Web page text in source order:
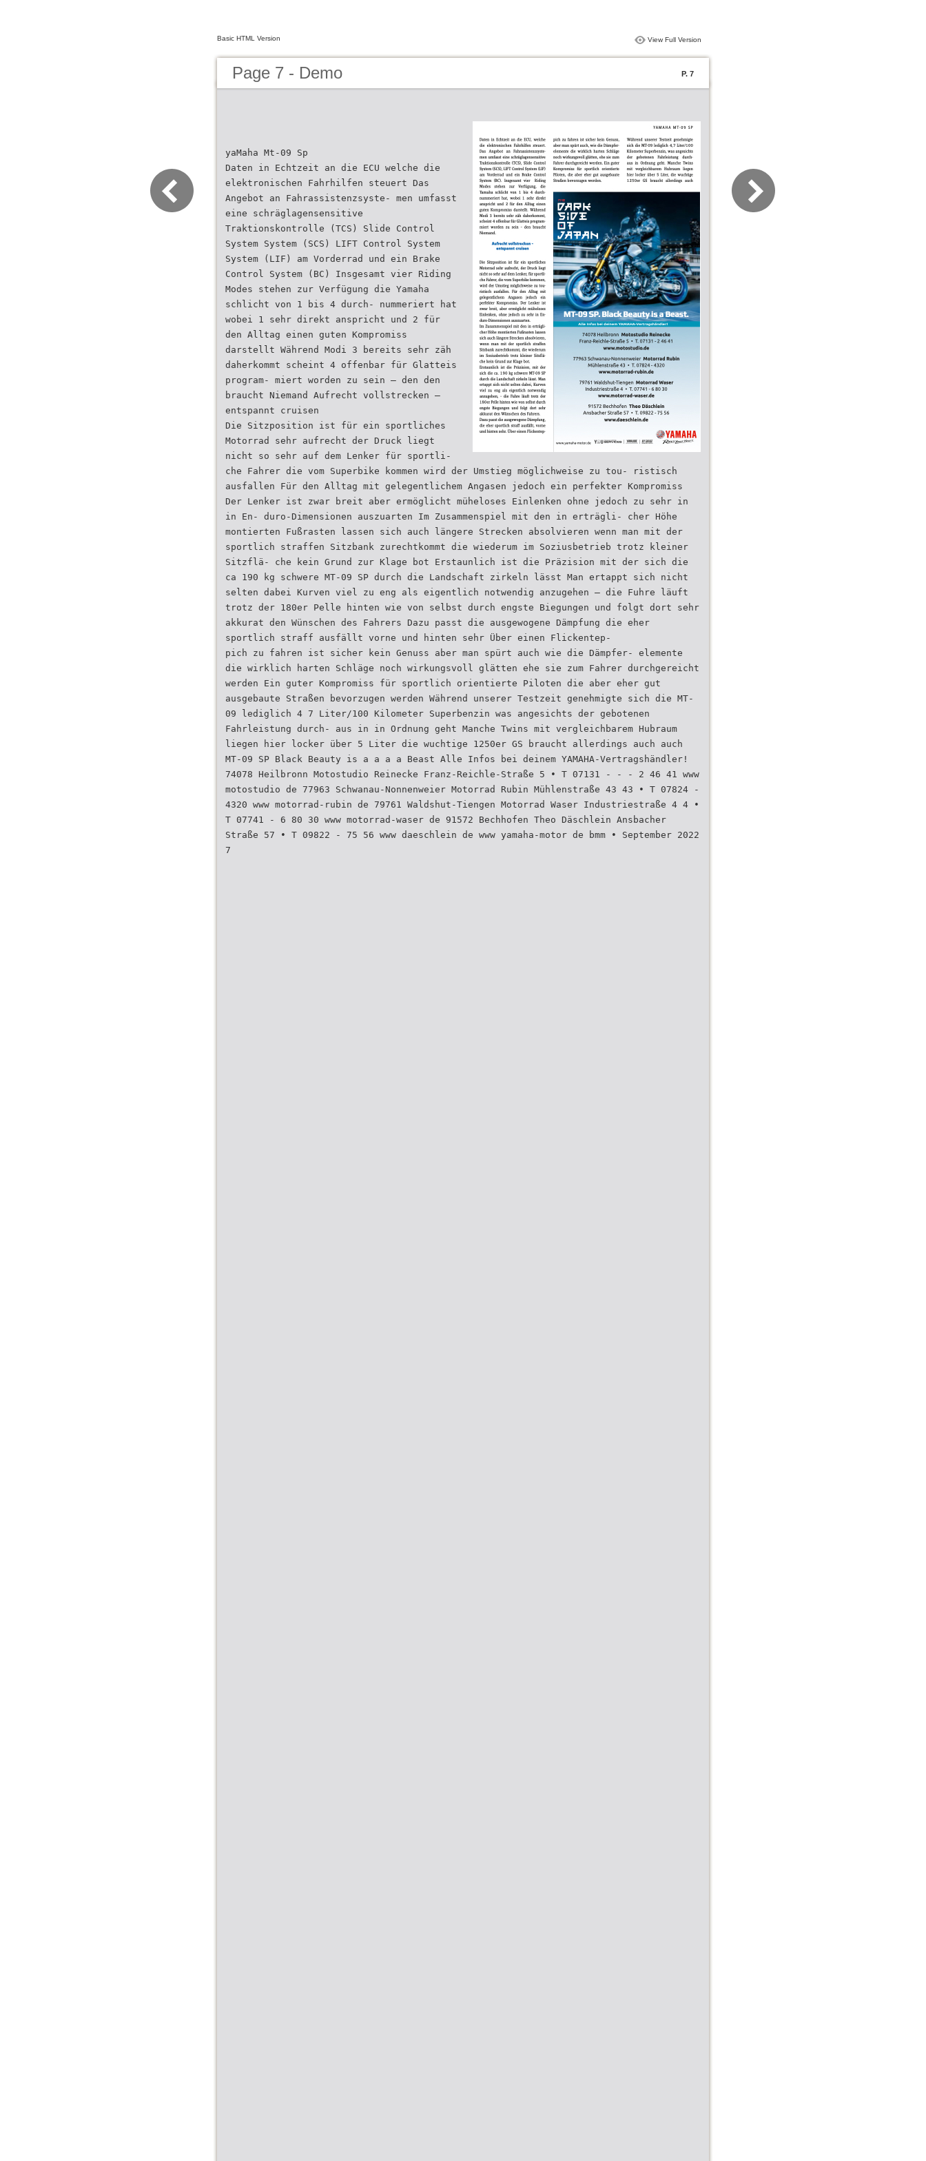
Basic HTML Version View Full Version
Page 7 - Demo P. 7
yaMaha Mt-09 Sp
Daten in Echtzeit an die ECU welche die
elektronischen Fahrhilfen steuert Das
Angebot an Fahrassistenzsyste- men umfasst
eine schräglagensensitive
Traktionskontrolle (TCS) Slide Control
System System (SCS) LIFT Control System
System (LIF) am Vorderrad und ein Brake
Control System (BC) Insgesamt vier Riding
Modes stehen zur Verfügung die Yamaha
schlicht von 1 bis 4 durch- nummeriert hat
wobei 1 sehr direkt anspricht und 2 für
den Alltag einen guten Kompromiss
darstellt Während Modi 3 bereits sehr zäh
daherkommt scheint 4 offenbar für Glatteis
program- miert worden zu sein – den den
braucht Niemand Aufrecht vollstrecken –
entspannt cruisen
Die Sitzposition ist für ein sportliches
Motorrad sehr aufrecht der Druck liegt
nicht so sehr auf dem Lenker für sportli-
che Fahrer die vom Superbike kommen wird der Umstieg möglichweise zu tou- ristisch
ausfallen Für den Alltag mit gelegentlichem Angasen jedoch ein perfekter Kompromiss
Der Lenker ist zwar breit aber ermöglicht müheloses Einlenken ohne jedoch zu sehr in
in En- duro-Dimensionen auszuarten Im Zusammenspiel mit den in erträgli- cher Höhe
montierten Fußrasten lassen sich auch längere Strecken absolvieren wenn man mit der
sportlich straffen Sitzbank zurechtkommt die wiederum im Soziusbetrieb trotz kleiner
Sitzflä- che kein Grund zur Klage bot Erstaunlich ist die Präzision mit der sich die
ca 190 kg schwere MT-09 SP durch die Landschaft zirkeln lässt Man ertappt sich nicht
selten dabei Kurven viel zu eng als eigentlich notwendig anzugehen – die Fuhre läuft
trotz der 180er Pelle hinten wie von selbst durch engste Biegungen und folgt dort sehr
akkurat den Wünschen des Fahrers Dazu passt die ausgewogene Dämpfung die eher
sportlich straff ausfällt vorne und hinten sehr Über einen Flickentep-
pich zu fahren ist sicher kein Genuss aber man spürt auch wie die Dämpfer- elemente
die wirklich harten Schläge noch wirkungsvoll glätten ehe sie zum Fahrer durchgereicht
werden Ein guter Kompromiss für sportlich orientierte Piloten die aber eher gut
ausgebaute Straßen bevorzugen werden Während unserer Testzeit genehmigte sich die MT-
09 lediglich 4 7 Liter/100 Kilometer Superbenzin was angesichts der gebotenen
Fahrleistung durch- aus in in Ordnung geht Manche Twins mit vergleichbarem Hubraum
liegen hier locker über 5 Liter die wuchtige 1250er GS braucht allerdings auch auch
MT-09 SP Black Beauty is a a a a Beast Alle Infos bei deinem YAMAHA-Vertragshändler!
74078 Heilbronn Motostudio Reinecke Franz-Reichle-Straße 5 • T 07131 - - - 2 46 41 www
motostudio de 77963 Schwanau-Nonnenweier Motorrad Rubin Mühlenstraße 43 43 • T 07824 -
4320 www motorrad-rubin de 79761 Waldshut-Tiengen Motorrad Waser Industriestraße 4 4 •
T 07741 - 6 80 30 www motorrad-waser de 91572 Bechhofen Theo Däschlein Ansbacher
Straße 57 • T 09822 - 75 56 www daeschlein de www yamaha-motor de bmm • September 2022
7